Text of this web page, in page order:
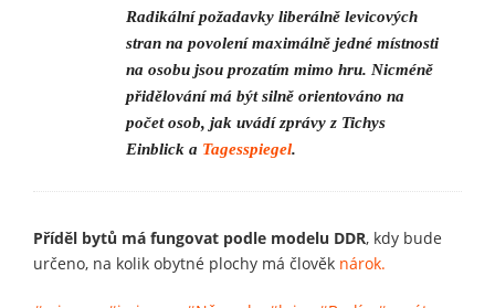
Radikální požadavky liberálně levicových
stran na povolení maximálně jedné místnosti
na osobu jsou prozatím mimo hru. Nicméně
přidělování má být silně orientováno na
počet osob, jak uvádí zprávy z Tichys
Einblick a Tagesspiegel.
Příděl bytů má fungovat podle modelu DDR, kdy bude
určeno, na kolik obytné plochy má člověk nárok.